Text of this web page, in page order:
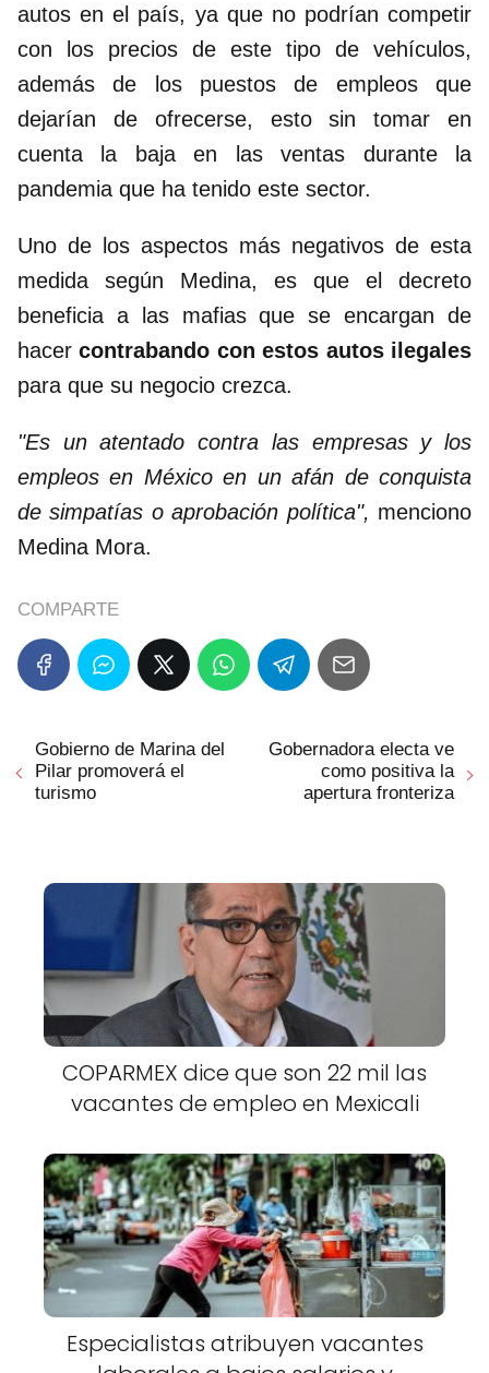
autos en el país, ya que no podrían competir
con los precios de este tipo de vehículos,
además de los puestos de empleos que
dejarían de ofrecerse, esto sin tomar en
cuenta la baja en las ventas durante la
pandemia que ha tenido este sector.
Uno de los aspectos más negativos de esta
medida según Medina, es que el decreto
beneficia a las mafias que se encargan de
hacercontrabando con estos autos ilegales
para que su negocio crezca.
"Es un atentado contra las empresas y los
empleos en México en un afán de conquista
de simpatías o aprobación política", menciono
Medina Mora.
COMPARTE
Gobierno de Marina del
Pilar promoverá el
turismo
Gobernadora electa ve
como positiva la
apertura fronteriza
COPARMEX dice que son 22 mil las
vacantes de empleo en Mexicali
Especialistas atribuyen vacantes